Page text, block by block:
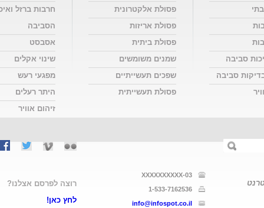
סביבה
סביבה
פסולת אלקטרונית
פסולת אריזות
פסולת ביתית
שמנים משומשים
שפכים תעשייתיים
פסולת תעשייתית
חרבות ברזל
הסביבה
אסבסט
שינוי אקלים
מפגעי רעש
היתר רעלים
זיהום אוויר
03-XXXXXXXXXX
1-533-7162536
info@infospot.co.il
רוצה לפרסם אצלנו?
לחץ כאן!